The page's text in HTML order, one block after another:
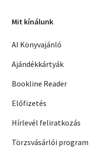
Mit kínálunk
AI Könyvajánló
Ajándékkártyák
Bookline Reader
Előfizetés
Hírlevél feliratkozás
Törzsvásárlói program